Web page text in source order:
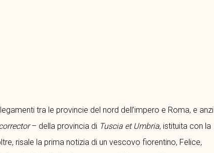
tra le provincie del nord dell’impero e Roma, e anzi
– della provincia di Tuscia et Umbria, istituita con la
risale la prima notizia di un vescovo fiorentino, Felice,